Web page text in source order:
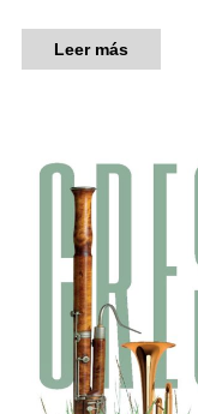
Leer más